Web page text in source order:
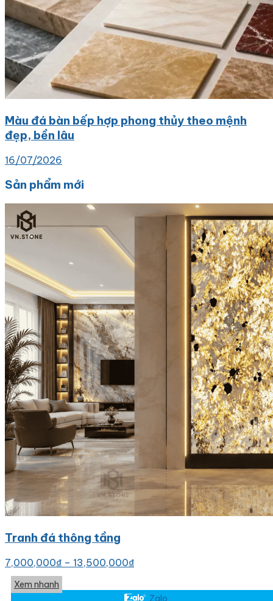
Màu đá bàn bếp hợp phong thủy theo mệnh
đẹp, bền lâu
16/07/2026
Sản phẩm mới
Tranh đá thông tầng
7,000,000₫ – 13,500,000₫
Xem nhanh
Zalo